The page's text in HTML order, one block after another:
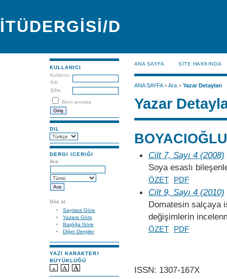
İTÜDERGİSİ/D
KULLANICI
Kullanıcı
Adı
Şifre
Beni anımsa
DIL
DERGI ICERIĞI
Ara
Göz at
Sayılara Göre
Yazara Göre
Başlığa Göre
Diğer Dergiler
YAZI KARAKTERI
BÜYÜKLÜĞÜ
ANA SAYFA SİTE HAKKINDA
ANA SAYFA>Ara> Yazar Detayları
Yazar
Cilt 7, Sayı 4 (2008)
Soya esaslı
ÖZET PDF
Cilt 9, Sayı 4 (2010)
Domatesin salçaya
değişimlerin
ÖZET PDF
ISSN: 1307-167X